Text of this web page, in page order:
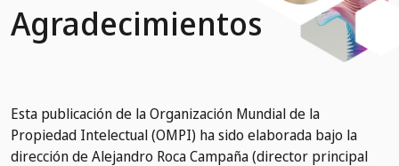
Agradecimientos
Esta publicación de la Organización Mundial de la
Propiedad Intelectual (OMPI) ha sido elaborada bajo la
dirección de Alejandro Roca Campaña (director principal